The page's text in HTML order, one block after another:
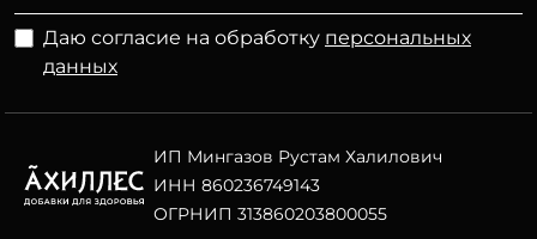
Даю согласие на обработку персональных
данных
ИП Мингазов Рустам Халилович
ИНН 860236749143
ОГРНИП 313860203800055